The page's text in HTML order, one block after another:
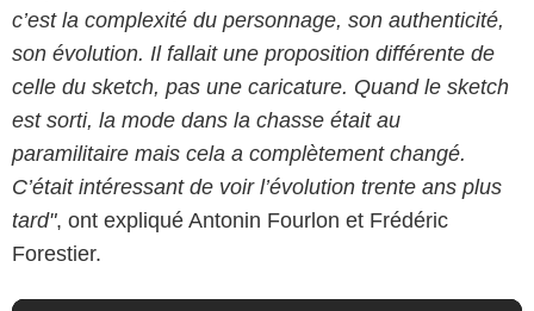
c’est la complexité du personnage, son authenticité,
son évolution. Il fallait une proposition différente de
celle du sketch, pas une caricature. Quand le sketch
est sorti, la mode dans la chasse était au
paramilitaire mais cela a complètement changé.
C’était intéressant de voir l’évolution trente ans plus
tard", ont expliqué Antonin Fourlon et Frédéric
Forestier.